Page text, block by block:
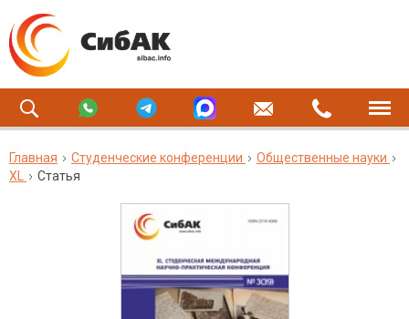
Главная Студенческие конференции
Общественные науки
XL
Статья